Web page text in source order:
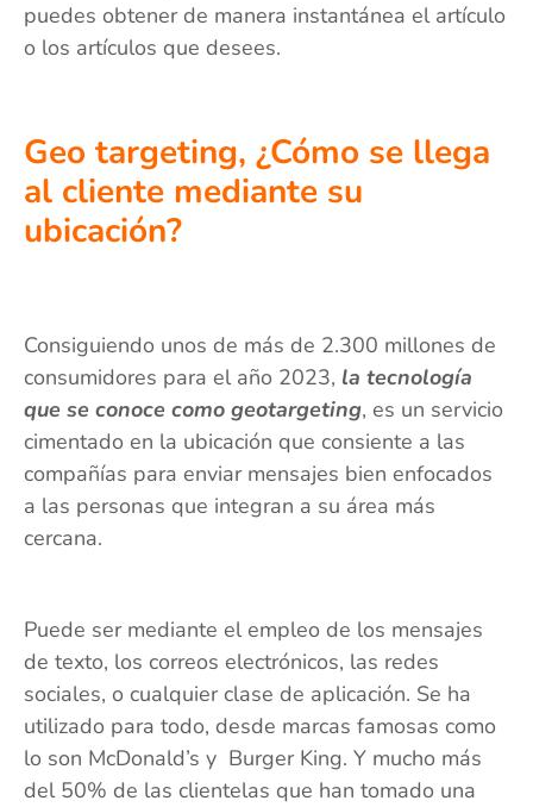
puedes obtener de manera instantánea el artículo
o los artículos que desees.
Geo targeting, ¿Cómo se llega
al cliente mediante su
ubicación?
Consiguiendo unos de más de 2.300 millones de
consumidores para el año 2023, la tecnología
que se conoce como geotargeting, es un servicio
cimentado en la ubicación que consiente a las
compañías para enviar mensajes bien enfocados
a las personas que integran a su área más
cercana.
Puede ser mediante el empleo de los mensajes
de texto, los correos electrónicos, las redes
sociales, o cualquier clase de aplicación. Se ha
utilizado para todo, desde marcas famosas como
lo son McDonald’s y Burger King. Y mucho más
del 50% de las clientelas que han tomado una